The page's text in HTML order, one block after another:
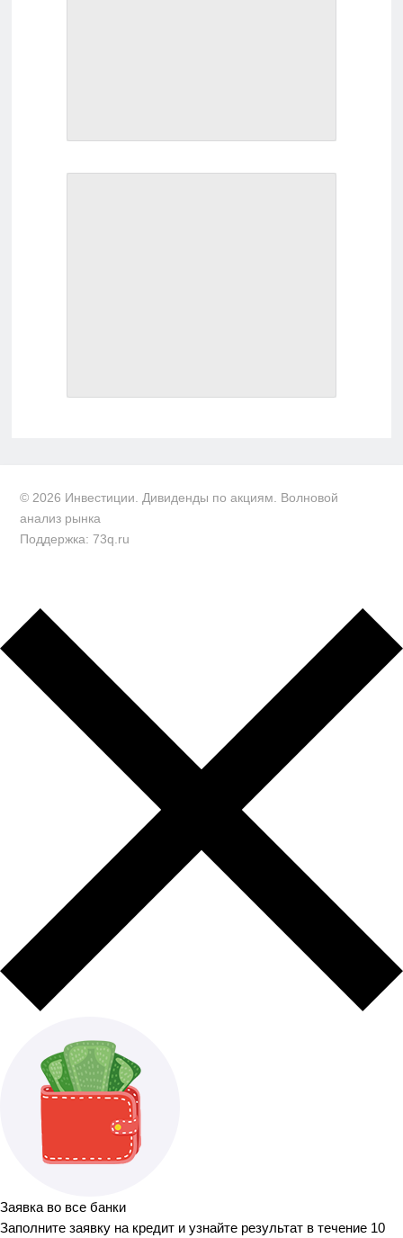
© 2026 Инвестиции. Дивиденды по акциям. Волновой
анализ рынка
Поддержка: 73q.ru
Заявка во все банки
Заполните заявку на кредит и узнайте результат в течение 10